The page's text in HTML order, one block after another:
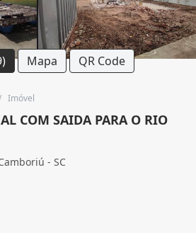
Mapa QR Code
Imóvel
COM SAIDA PARA O RIO
- SC